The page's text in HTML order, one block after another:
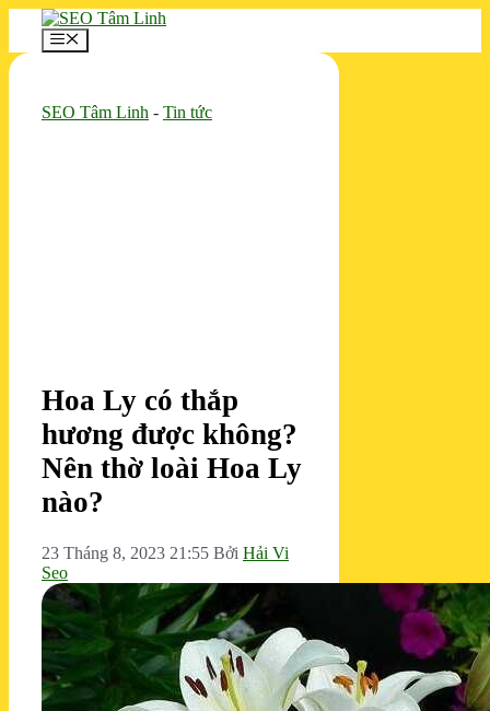
Chuyển
nội
dung
Menu
SEO Tâm Linh - Tin tức
Hoa Ly có thắp
hương được không?
Nên thờ loài Hoa Ly
nào?
23 Tháng 8, 2023 21:55 Bởi Hải Vi
Seo